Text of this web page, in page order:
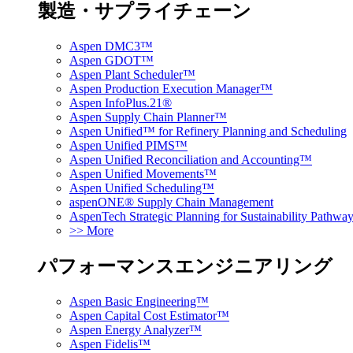
製造・サプライチェーン
Aspen DMC3™
Aspen GDOT™
Aspen Plant Scheduler™
Aspen Production Execution Manager™
Aspen InfoPlus.21®
Aspen Supply Chain Planner™
Aspen Unified™ for Refinery Planning and Scheduling
Aspen Unified PIMS™
Aspen Unified Reconciliation and Accounting™
Aspen Unified Movements™
Aspen Unified Scheduling™
aspenONE® Supply Chain Management
AspenTech Strategic Planning for Sustainability
>> More
パフォーマンスエンジニアリング
Aspen Basic Engineering™
Aspen Capital Cost Estimator™
Aspen Energy Analyzer™
Aspen Fidelis™